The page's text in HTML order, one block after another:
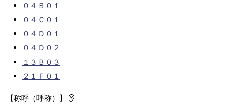
０４Ｂ０１
０４Ｃ０１
０４Ｄ０１
０４Ｄ０２
１３Ｂ０３
２１Ｆ０１
【称呼（呼称）】